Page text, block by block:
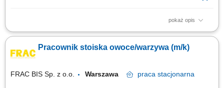
pokaż opis
krojenie i pakowanie serów, wędlin i mięsa, obsługa klientów, wykładanie
Pracownik stoiska owoce/warzywa (m/k)
FRAC BIS Sp. z o.o. Warszawa praca stacjonarna